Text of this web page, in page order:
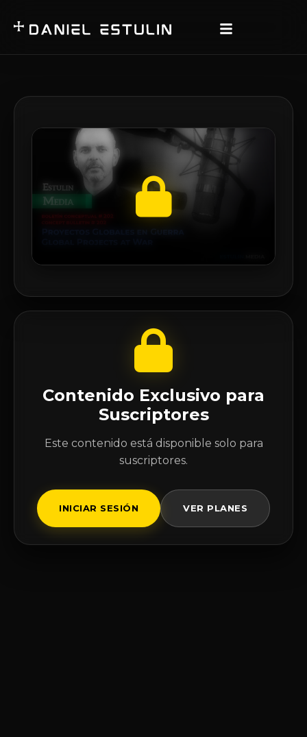
Contenido Exclusivo para
Suscriptores
Este contenido está disponible solo para
suscriptores.
INICIAR SESIÓN VER PLANES